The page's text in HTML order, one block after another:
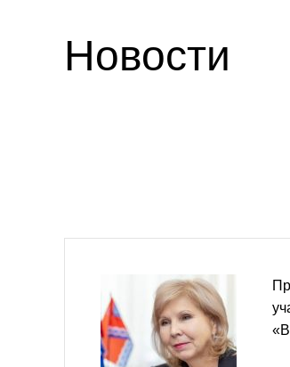
Новости